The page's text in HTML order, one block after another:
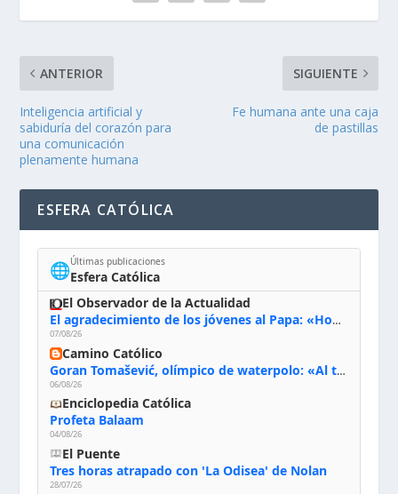
ANTERIOR
Inteligencia artificial y
sabiduría del corazón para
una comunicación
plenamente humana
SIGUIENTE
Fe humana ante una caja
de pastillas
ESFERA CATÓLICA
🌐Últimas publicaciones
Esfera Católica
El Observador de la Actualidad
El agradecimiento de los jóvenes al Papa: «Hoy nos sentimos Iglesia»
07/08/26
Camino Católico
Goran Tomašević, olímpico de waterpolo: «Al terminar el Camino de Santiago entregué mi vida a Cristo; hablé con Dios y le dije: ‘Estoy listo; estoy a tu servicio. Puedo llevar lo que sea necesario para ti’»
06/08/26
Enciclopedia Católica
Profeta Balaam
04/08/26
El Puente
Tres horas atrapado con 'La Odisea' de Nolan
28/07/26